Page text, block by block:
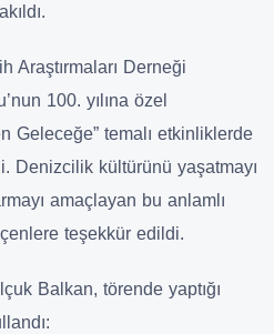
Araştırmaları Derneği
100. yılına özel
Geleceğe” temalı etkinliklerde
Denizcilik kültürünü yaşatmayı
amaçlayan bu anlamlı
teşekkür edildi.
Balkan, törende yaptığı